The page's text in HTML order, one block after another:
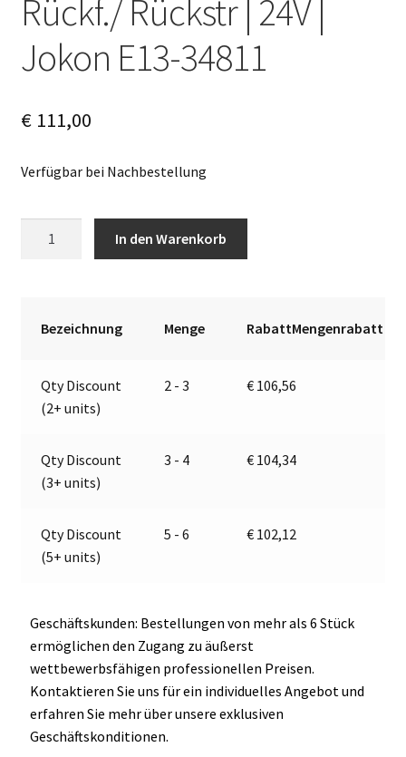
Rückf./ Rückstr | 24V |
Jokon E13-34811
€111,00
Verfügbar bei Nachbestellung
Jokon
34811
Menge
In den Warenkorb
t
e
Bezeichnung Menge RabattMengenrabatt
Qty Discount
(2+ units)
2 - 3 € 106,56
Qty Discount
(3+ units)
3 - 4 € 104,34
Qty Discount
(5+ units)
5 - 6 € 102,12
Geschäftskunden: Bestellungen von mehr als 6 Stück
ermöglichen den Zugang zu äußerst
wettbewerbsfähigen professionellen Preisen.
Kontaktieren Sie uns für ein individuelles Angebot und
erfahren Sie mehr über unsere exklusiven
Geschäftskonditionen.